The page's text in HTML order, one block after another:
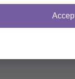
rights reserved.